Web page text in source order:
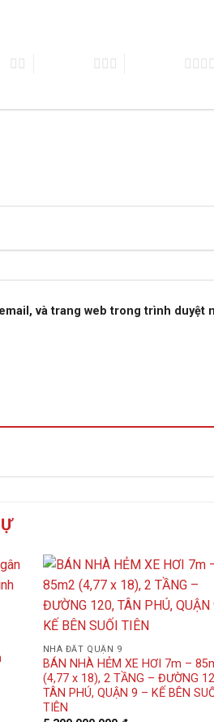
và trang web trong trình duyệt
NHÀ ĐẤT QUẬN 9
BÁN NHÀ HẺM XE HƠI 7m –
(4,77 x 18), 2 TẦNG – ĐƯỜNG
TÂN PHÚ, QUẬN 9 – KẾ BÊN
TIÊN